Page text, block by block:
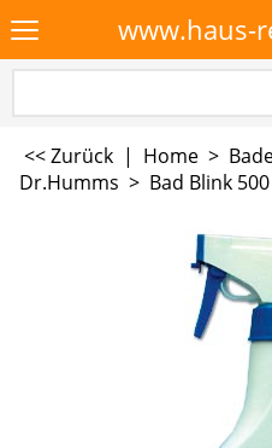
www.haus-
<< Zurück | Home >
Dr.Humms > Bad Blink